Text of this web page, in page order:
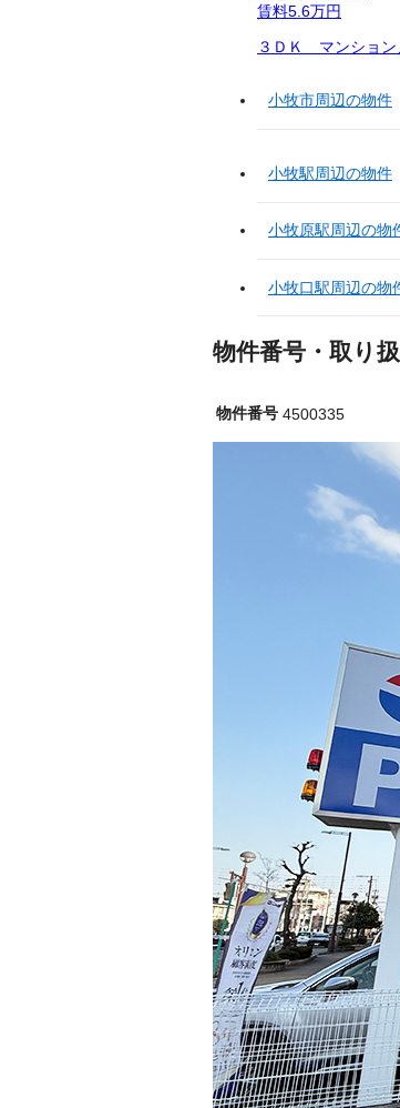
賃料5.6万円
３ＤＫ マンション
小牧市周辺の物件
小牧駅周辺の物件
小牧原駅周辺の物
小牧口駅周辺の物
物件番号・取り
物件番号 4500335